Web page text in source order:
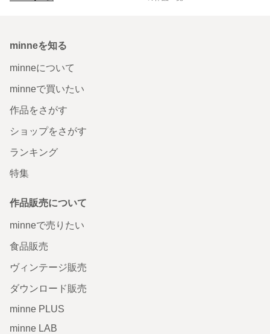
minneを知る
minneについて
minneで買いたい
作品をさがす
ショップをさがす
ランキング
特集
作品販売について
minneで売りたい
食品販売
ヴィンテージ販売
ダウンロード販売
minne PLUS
minne LAB